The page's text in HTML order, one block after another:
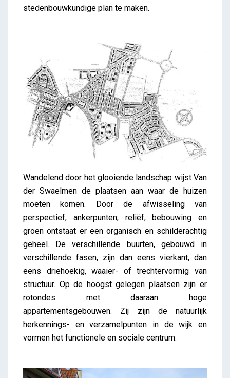
stedenbouwkundige plan te maken.
Wandelend door het glooiende landschap wijst Van
der Swaelmen de plaatsen aan waar de huizen
moeten komen. Door de afwisseling van
perspectief, ankerpunten, reliëf, bebouwing en
groen ontstaat er een organisch en schilderachtig
geheel. De verschillende buurten, gebouwd in
verschillende fasen, zijn dan eens vierkant, dan
eens driehoekig, waaier- of trechtervormig van
structuur. Op de hoogst gelegen plaatsen zijn er
rotondes met daaraan hoge
appartementsgebouwen. Zij zijn de natuurlijk
herkennings- en verzamelpunten in de wijk en
vormen het functionele en sociale centrum.